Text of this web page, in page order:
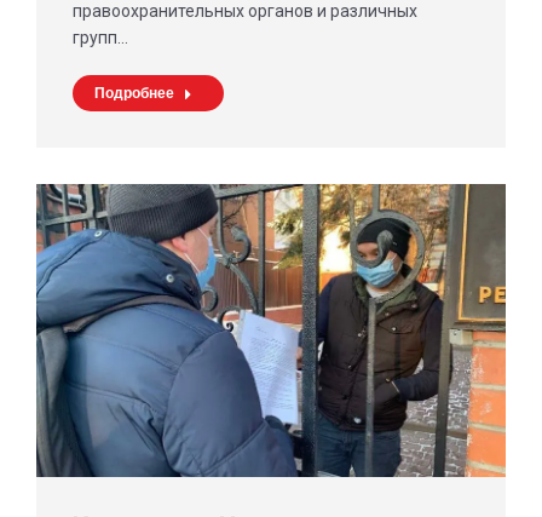
правоохранительных органов и различных
групп…
Подробнее